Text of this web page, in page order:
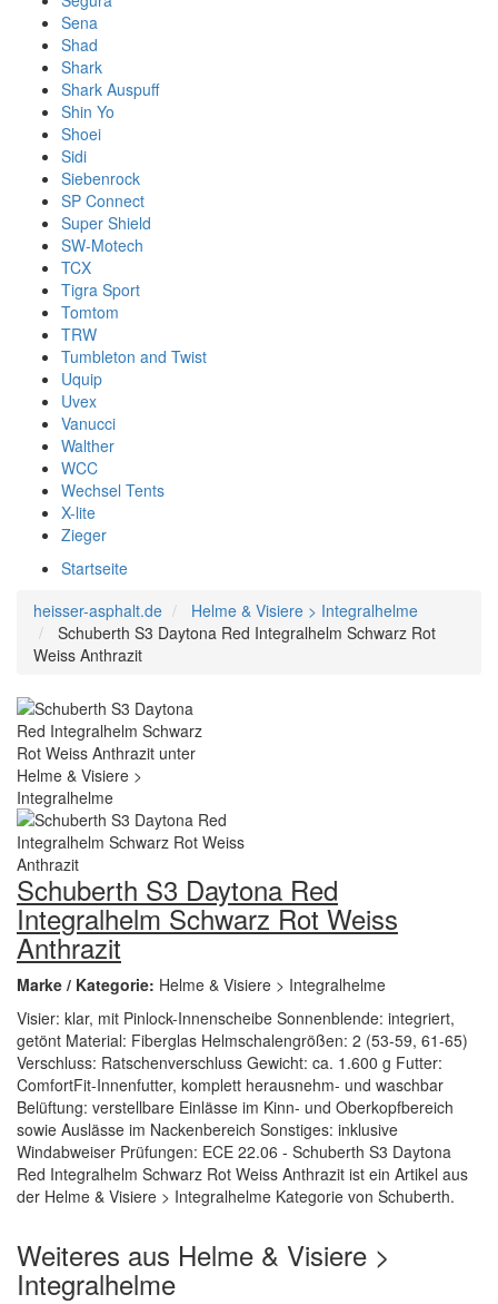
Sena
Shad
Shark
Shark Auspuff
Shin Yo
Shoei
Sidi
Siebenrock
SP Connect
Super Shield
SW-Motech
TCX
Tigra Sport
Tomtom
TRW
Tumbleton and Twist
Uquip
Uvex
Vanucci
Walther
WCC
Wechsel Tents
X-lite
Zieger
Startseite
heisser-asphalt.de
Helme & Visiere > Integralhelme
Schuberth S3 Daytona Red Integralhelm Schwarz Rot
Weiss Anthrazit
Schuberth S3 Daytona Red
Integralhelm Schwarz Rot Weiss
Anthrazit
Marke / Kategorie: Helme & Visiere > Integralhelme
Visier: klar, mit Pinlock-Innenscheibe Sonnenblende: integriert,
getönt Material: Fiberglas Helmschalengrößen: 2 (53-59, 61-65)
Verschluss: Ratschenverschluss Gewicht: ca. 1.600 g Futter:
ComfortFit-Innenfutter, komplett herausnehm- und waschbar
Belüftung: verstellbare Einlässe im Kinn- und Oberkopfbereich
sowie Auslässe im Nackenbereich Sonstiges: inklusive
Windabweiser Prüfungen: ECE 22.06 - Schuberth S3 Daytona
Red Integralhelm Schwarz Rot Weiss Anthrazit ist ein Artikel aus
der Helme & Visiere > Integralhelme Kategorie von Schuberth.
Weiteres aus Helme & Visiere >
Integralhelme